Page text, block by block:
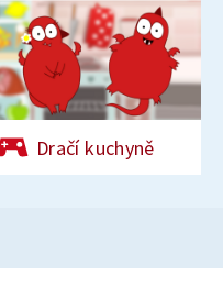
Dračí kuchyně